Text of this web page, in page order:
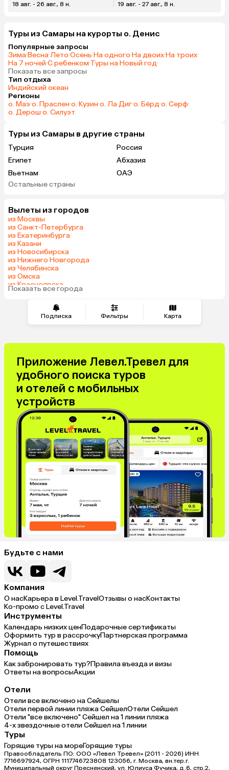
Подписка Фильтры Карта
18 авг. - 26 авг., 8 н. 19 авг. - 27 авг., 8 н.
Туры из Самары на курорты о. Денис
Популярные запросы
Зима·Весна·Лето·Осень·На одного·На двоих·На троих·
На 7 ночей·С ребенком·Туры на Новый год·
Показать все запросы
Тип отдыха
Индийский океан
Регионы
о. Маэ·о. Праслен·о. Кузин·о. Ла Диг·о. Бёрд·о. Серф·
о. Дерош·о. Силуэт
Туры из Самары в другие страны
Турция
Россия
Египет
Абхазия
Вьетнам
ОАЭ
Мальдивы
Остальные страны
Вылеты из городов
из Москвы
из Санкт-Петербурга
из Екатеринбурга
из Казани
из Новосибирска
из Нижнего Новгорода
из Челябинска
из Омска
из Красноярска
из Волгограда
Показать все города
Приложение Левел.Тревел для
удобного поиска туров
и отелей с мобильных
устройств
Будьте с нами
Компания
О насКарьера в Level.TravelОтзывы о насКонтакты
Ко-промо с Level.Travel
Инструменты
Календарь низких ценПодарочные сертификаты
Оформить тур в рассрочкуПартнерская программа
Журнал о путешествиях
Помощь
Как забронировать тур?Правила въезда и визы
Ответы на вопросыАкции
Отели
Отели все включено на Сейшелы
Отели первой линии пляжа СейшелОтели Сейшел
Отели "все включено" Сейшел на 1 линии пляжа
4-х звездочные отели Сейшел на 1 линии
Туры
Горящие туры на мореГорящие туры
Правообладатель ПО: ООО «Левел Тревел» (2011 - 2026) ИНН
7716697924, ОГРН 1117746723808 123056, г. Москва, вн.тер.г.
Муниципальный округ Пресненский, ул. Юлиуса Фучика, д.6, стр.2,